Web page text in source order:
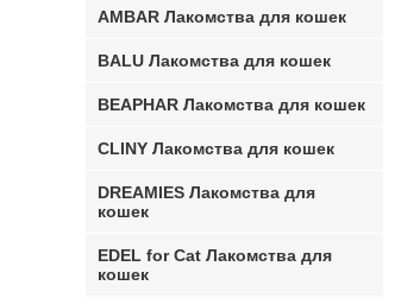
AMBAR Лакомства для кошек
BALU Лакомства для кошек
BEAPHAR Лакомства для кошек
CLINY Лакомства для кошек
DREAMIES Лакомства для
кошек
EDEL for Cat Лакомства для
кошек